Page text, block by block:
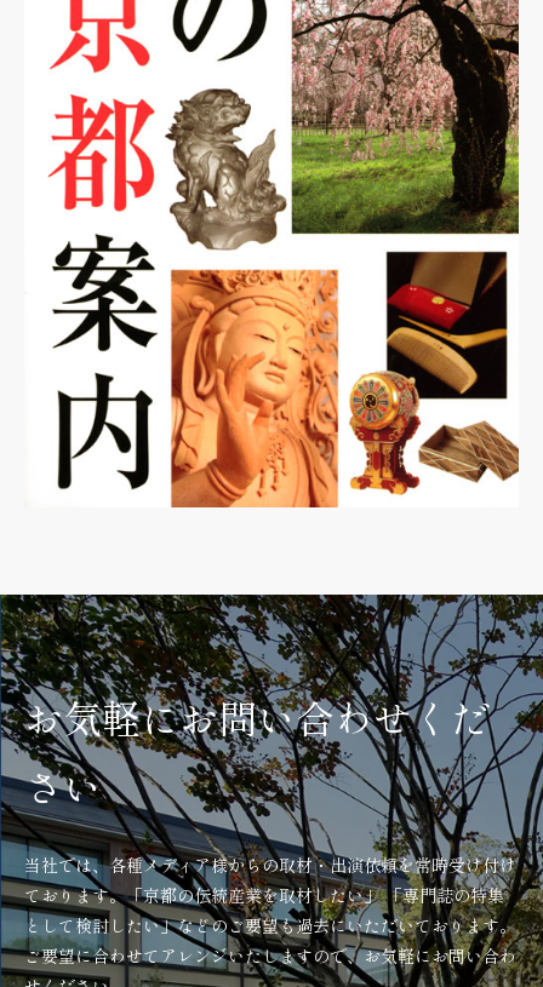
お気軽にお問い合わせくだ
さい
当社では、各種メディア様からの取材・出演依頼を常時受け付け
ております。「京都の伝統産業を取材したい」 「専門誌の特集
として検討したい」などのご要望も過去にいただいております。
ご要望に合わせてアレンジいたしますので、お気軽にお問い合わ